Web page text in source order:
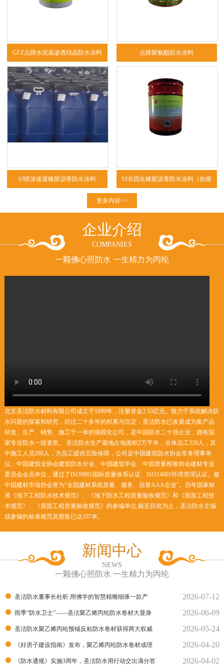
GFZ点牌水泥基渗透结晶防水涂料 点牌聚氨酯防水涂料
SJ喷涂速凝橡胶沥青防水涂料 SJ非固化橡胶沥青防水涂料（热熔
更多内容>>
企业介绍
COMPANIES
一颗佛心照防水 一生精力为丙纶
北京圣洁防水材料有限公司成立于1999年，注册资金2.53亿元。致力于系统解决防
水问题的探索和研究，经过二十多年的积累与沉淀，圣洁防水已发展成为集产品
研发、生产、销售、施工于一体的规模化公司，是中国防水二十强企业，拥有国
家专业防水一级资质。 圣洁防水生产基地占地面积2万平米，全体员工320人，其
中施工人员280人，为员工提供五险保障，公司是中国建筑防水协会常务理事单
位、中国建筑业协会建筑防水分会、中国建筑学会、中国质量检验协会建材专业
委员会会员单位，通过了ISO9001国际质量体系认证、ISO14001环境管理认证。被
中国建材市场协会誉为“全国建材系统质量、服务、信誉AAA企业”。历年国家标
准《地下工程防水技术规范》、《地下防水工程质量验收规范》和《屋面工程技
术规范》、《屋面工程质量验收规范》的参编单位,截至目前为止，圣洁防水主编
或参编的标准规范及图集已达107本。
新闻中心
NEWS
一颗佛心照防水 一生精力为丙纶
圣洁防水董事长杜昕:用佛学的智慧精雕细琢一款产
品！
2026-07-12
雨季“防水卫士”——圣洁聚乙烯丙纶防水卷材大显身
手！
2026-06-09
圣洁防水聚乙烯丙纶预铺反粘防水卷材获得两大权威
部门的检测报告
2026-05-24
《好房子建设指南》发布，聚乙烯丙纶防水卷材成理
想建材
2026-04-20
《防水通规》实施3周年，圣洁防水用行动交出满分答 2026-04-02